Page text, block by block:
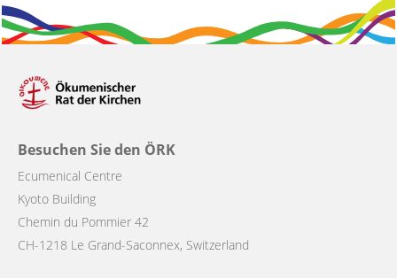
Besuchen Sie den ÖRK
Ecumenical Centre
Kyoto Building
Chemin du Pommier 42
CH-1218 Le Grand-Saconnex, Switzerland